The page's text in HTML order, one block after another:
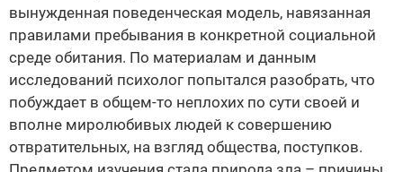
вынужденная поведенческая модель, навязанная
правилами пребывания в конкретной социальной
среде обитания. По материалам и данным
исследований психолог попытался разобрать, что
побуждает в общем-то неплохих по сути своей и
вполне миролюбивых людей к совершению
отвратительных, на взгляд общества, поступков.